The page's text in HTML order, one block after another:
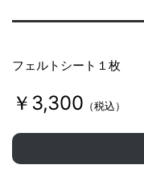
フェルトシート１枚
￥3,300 （税込）